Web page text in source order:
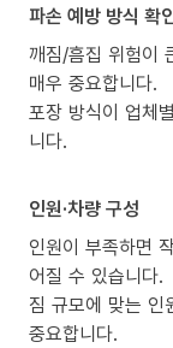
파손 예방 방식 확
깨짐/흠집 위험이
매우 중요합니다.
포장 방식이 업체
니다.
인원·차량 구성
인원이 부족하면
어질 수 있습니다.
짐 규모에 맞는 인
중요합니다.